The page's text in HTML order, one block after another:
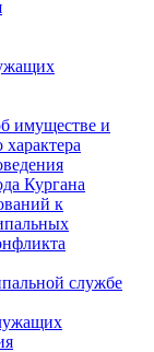
имуществе и
Кургана
к
службе